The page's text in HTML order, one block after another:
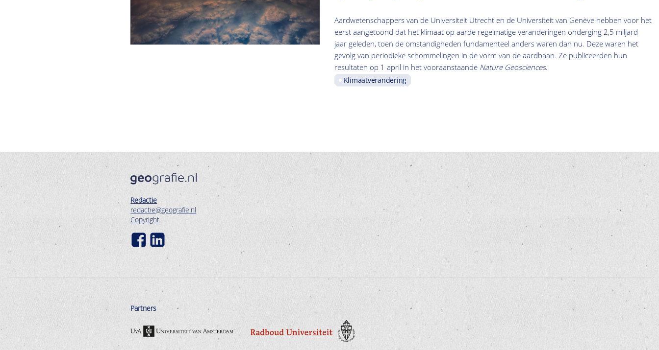
Aardwetenschappers van de Universiteit Utrecht en de Universiteit van Genève hebben voor het
eerst aangetoond dat het klimaat op aarde regelmatige veranderingen onderging 2,5 miljard
jaar geleden, toen de omstandigheden fundamenteel anders waren dan nu. Deze waren het
gevolg van periodieke schommelingen in de vorm van de aardbaan. Ze publiceerden hun
resultaten op 1 april in het vooraanstaande Nature Geosciences.
Klimaatverandering
Redactie
redactie@geografie.nl
Copyright
Partners